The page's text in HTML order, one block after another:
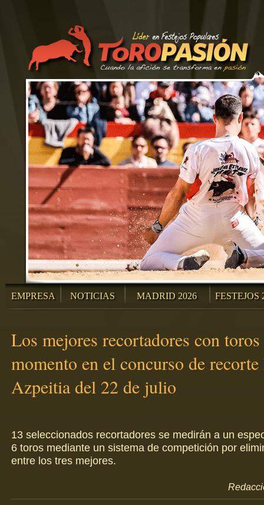
EMPRESA NOTICIAS MADRID 2026 FESTEJOS
Los mejores recortadores con
momento en el concurso de
Azpeitia del 22 de julio
13 seleccionados recortadores se medirán a un
6 toros mediante un sistema de competición por
entre los tres mejores.